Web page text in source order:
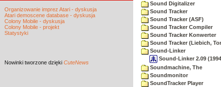
Organizowanie imprez Atari - dyskusja
Atari demoscene database - dyskusja
Colony Mobile - dyskusja
Colony Mobile - projekt
Statystyki
Nowinki tworzone dzięki CuteNews
Sound Digitalizer
Sound Tracker
Sound Tracker (ASF)
Sound Tracker Compiler
Sound Tracker Konwerter
Sound Tracker (Liebich,
Sound-Linker
Sound-Linker 2.09
Soundmachine, The
Soundmonitor
SoundTracker Player